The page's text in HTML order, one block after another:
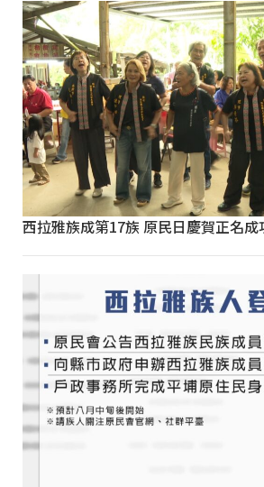
西拉雅族成第17族 原民日慶賀正名成